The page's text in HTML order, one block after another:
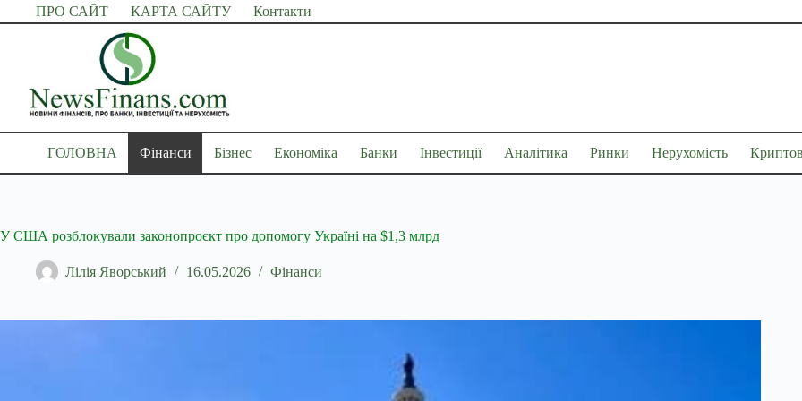
Перейти
до
ПРО САЙТ КАРТА САЙТУ Контакти
ГОЛОВНА Фінанси Бізнес Економіка Банки Інвестиції Аналітика Ринки Нерухомість
У США розблокували законопроєкт про допомогу Україні на $1,3 млрд
Лілія Яворський 16.05.2026 Фінанси